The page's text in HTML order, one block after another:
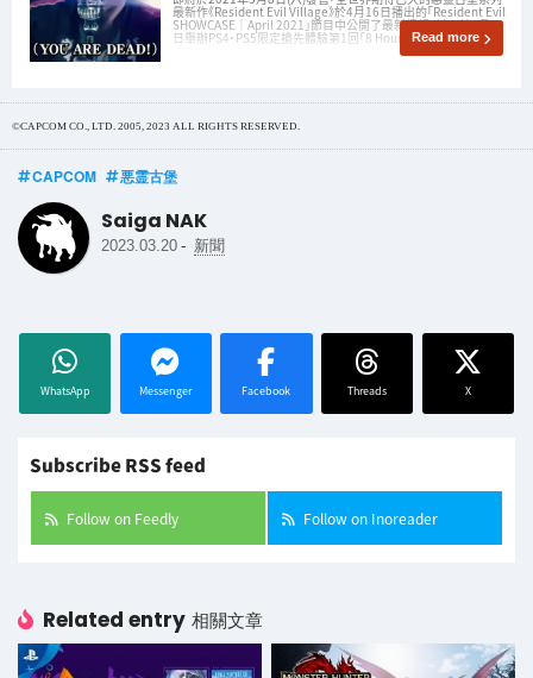
最新作《Resident Evil Village》於4月16日播出的「Resident Evil
SHOWCASE｜April 2021」節目中公開了最新情報，並且於4月18
日舉辦PS4・PS5限定搶先體驗第1回「8 Hours in VILLAGE」大
Read more
©CAPCOM CO., LTD. 2005, 2023 ALL RIGHTS RESERVED.
CAPCOM 悪霊古堡
Saiga NAK
2023.03.20 - 新聞
WhatsApp Messenger Facebook Threads X
Subscribe RSS feed
Follow on Feedly Follow on Inoreader
Related entry 相關文章